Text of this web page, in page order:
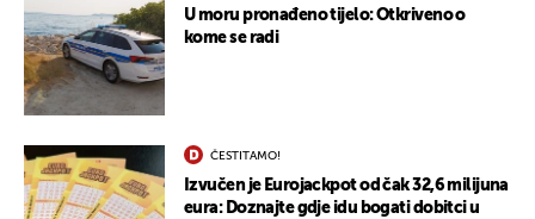
U moru pronađeno tijelo: Otkriveno o
kome se radi
ČESTITAMO!
Izvučen je Eurojackpot od čak 32,6 milijuna
eura: Doznajte gdje idu bogati dobitci u